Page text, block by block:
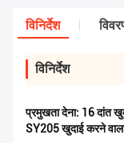
विनिर्देश
विनिर्देश
प्रमुखता देना: 16 दांत
SY205 खुदाई करने